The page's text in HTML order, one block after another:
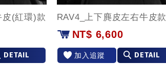
皮(紅環)款
DETAIL
RAV4_上下麂皮左右牛皮款
NT$ 6,600
加入追蹤 DETAIL